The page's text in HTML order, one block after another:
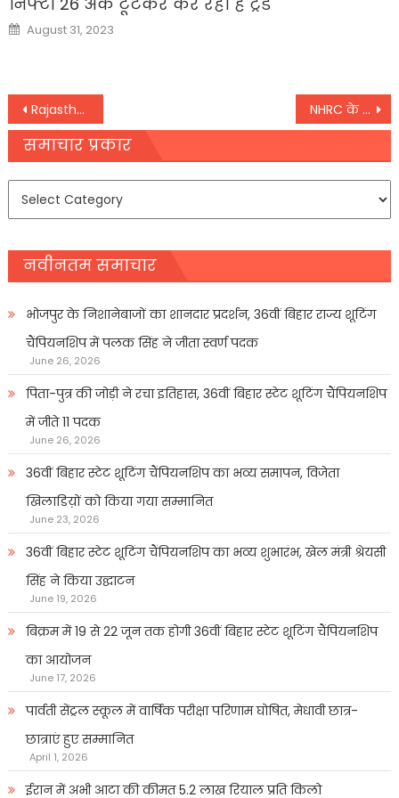
Posted
on
August 31, 2023
Post
navigation
Rajasthan High Court को मिले 5 नए न्यायाधीश, अब जजों की कुल संख्या 27 हुई NHRC के 28वें स्थापना दिवस पर प्रधानमंत्री नरेंद्र मोदी का संबोधित
समाचार प्रकार
नवीनतम समाचार
भोजपुर के निशानेबाजों का शानदार प्रदर्शन, 36वीं बिहार राज्य शूटिंग
चैंपियनशिप में पलक सिंह ने जीता स्वर्ण पदक
June 26, 2026
पिता-पुत्र की जोड़ी ने रचा इतिहास, 36वीं बिहार स्टेट शूटिंग चैंपियनशिप
में जीते 11 पदक
June 26, 2026
36वीं बिहार स्टेट शूटिंग चैंपियनशिप का भव्य समापन, विजेता
खिलाडिय़ों को किया गया सम्मानित
June 23, 2026
36वीं बिहार स्टेट शूटिंग चैंपियनशिप का भव्य शुभारंभ, खेल मंत्री श्रेयसी
सिंह ने किया उद्घाटन
June 19, 2026
बिक्रम में 19 से 22 जून तक होगी 36वीं बिहार स्टेट शूटिंग चैंपियनशिप
का आयोजन
June 17, 2026
पार्वती सेंट्रल स्कूल में वार्षिक परीक्षा परिणाम घोषित, मेधावी छात्र-
छात्राएं हुए सम्मानित
April 1, 2026
ईरान में अभी आटा की कीमत 5.2 लाख रियाल प्रति किलो